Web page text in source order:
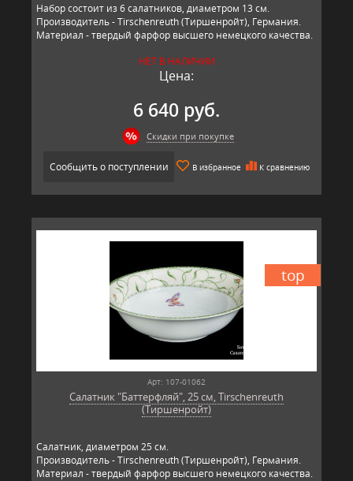
Набор состоит из 6 салатников, диаметром 13 см.
Производитель - Tirschenreuth (Тиршенройт), Германия.
Материал - твердый фарфор высшего немецкого качества.
НЕТ В НАЛИЧИИ
Цена:
6 640 руб.
Скидки при покупке
Сообщить о поступлении В избранное К сравнению
top
Арт: 107-01062
Салатник "Баттерфляй", 25 см, Tirschenreuth
(Тиршенройт)
Салатник, диаметром 25 см.
Производитель - Tirschenreuth (Тиршенройт), Германия.
Материал - твердый фарфор высшего немецкого качества.